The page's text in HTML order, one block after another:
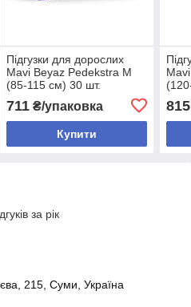
Підгузки для дорослих
Mavi Beyaz Pedekstra M
(85-115 см) 30 шт.
крапель), дихаючі
711₴/упаковка
Купити
815
за рік
215, Суми, Україна